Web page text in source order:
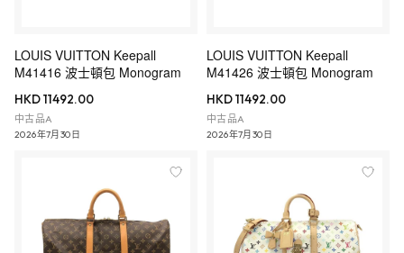
LOUIS VUITTON Keepall
M41416 波士頓包 Monogram
HKD 11492.00
中古品A
2026年7月30日
LOUIS VUITTON Keepall
M41426 波士頓包 Monogram
HKD 11492.00
中古品A
2026年7月30日